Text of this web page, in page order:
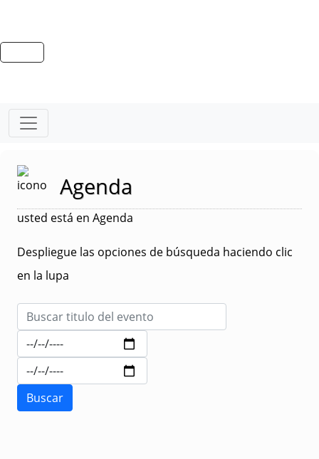
Agenda
usted está en Agenda
Despliegue las opciones de búsqueda haciendo clic
en la lupa